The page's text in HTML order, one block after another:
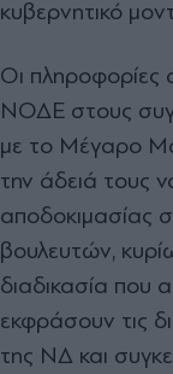
κυβερνητικό
Οι πληροφορίες
ΝΟΔΕ στους
με το Μέγαρο
την άδειά τους
αποδοκιμασίας
βουλευτών,
διαδικασία που
εκφράσουν τις
της ΝΔ και